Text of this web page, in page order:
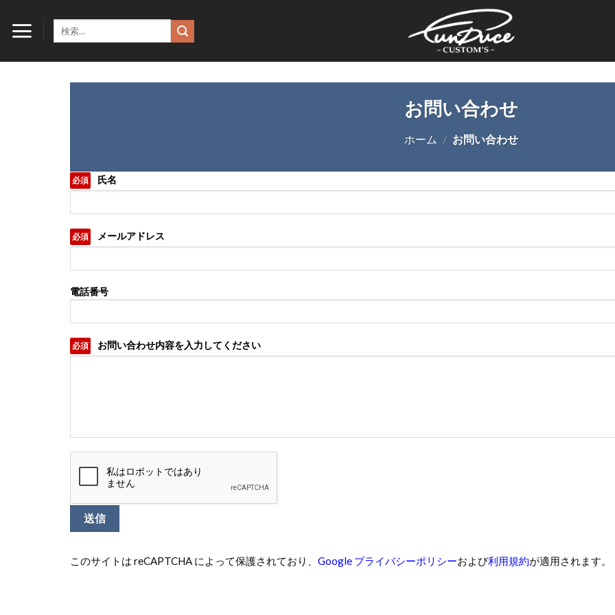
content
象:
お問い合わせ
ホーム / お問い合わせ
必須 氏名
必須 メールアドレス
電話番号
必須 お問い合わせ内容を入力してください
このサイトは reCAPTCHA によって保護されており、 Google プライバシーポリシーおよび利用規約が適用されます。